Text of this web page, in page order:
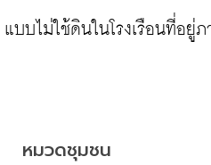
แบบไม่ใช้ดินในโรงเรือนที่อยู่ภ
หมวดชุมชน